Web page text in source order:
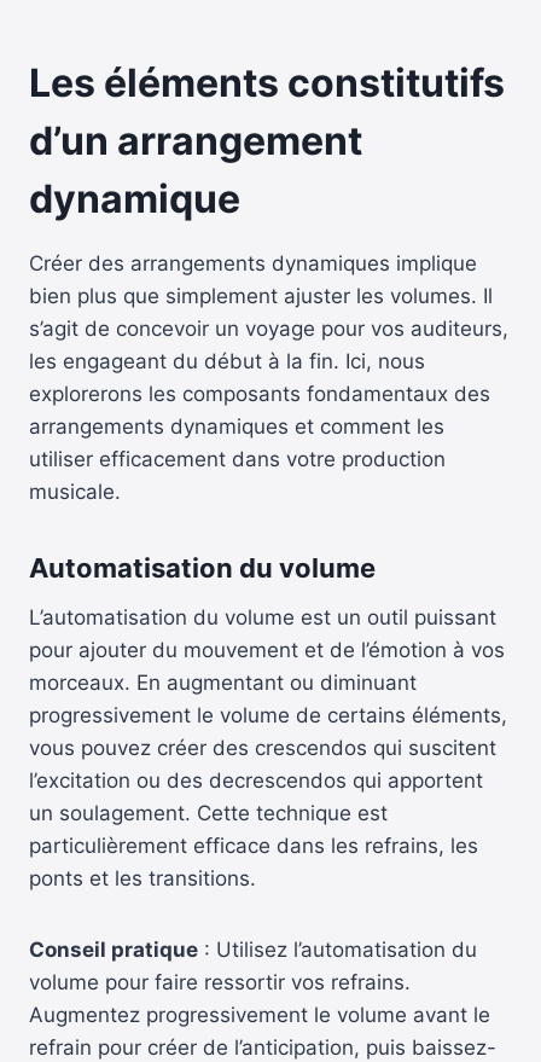
Les éléments constitutifs
d’un arrangement
dynamique
Créer des arrangements dynamiques implique
bien plus que simplement ajuster les volumes. Il
s’agit de concevoir un voyage pour vos auditeurs,
les engageant du début à la fin. Ici, nous
explorerons les composants fondamentaux des
arrangements dynamiques et comment les
utiliser efficacement dans votre production
musicale.
Automatisation du volume
L’automatisation du volume est un outil puissant
pour ajouter du mouvement et de l’émotion à vos
morceaux. En augmentant ou diminuant
progressivement le volume de certains éléments,
vous pouvez créer des crescendos qui suscitent
l’excitation ou des decrescendos qui apportent
un soulagement. Cette technique est
particulièrement efficace dans les refrains, les
ponts et les transitions.
Conseil pratique : Utilisez l’automatisation du
volume pour faire ressortir vos refrains.
Augmentez progressivement le volume avant le
refrain pour créer de l’anticipation, puis baissez-